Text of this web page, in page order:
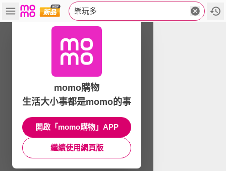
樂玩多
momo購物
生活大小事都是momo的事
開啟「momo購物」APP
繼續使用網頁版